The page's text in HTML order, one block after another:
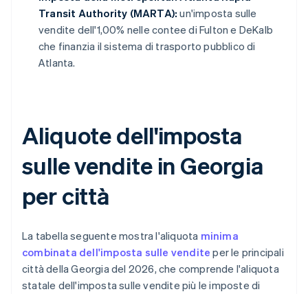
Transit Authority (MARTA): un'imposta sulle
vendite dell'1,00% nelle contee di Fulton e DeKalb
che finanzia il sistema di trasporto pubblico di
Atlanta.
Aliquote dell'imposta
sulle vendite in Georgia
per città
La tabella seguente mostra l'aliquota minima
combinata dell'imposta sulle vendite per le principali
città della Georgia del 2026, che comprende l'aliquota
statale dell'imposta sulle vendite più le imposte di